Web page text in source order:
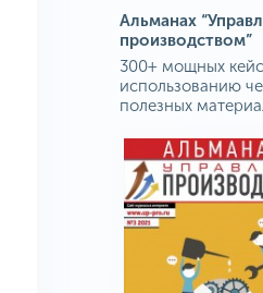
Альманах
производством”
300+ мощных
использованию
полезных